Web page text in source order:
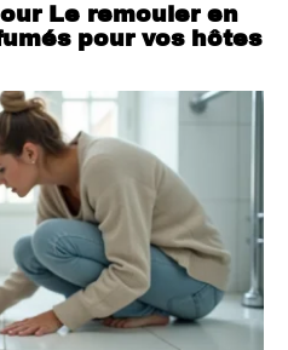
Le remouler en
pour vos hôtes